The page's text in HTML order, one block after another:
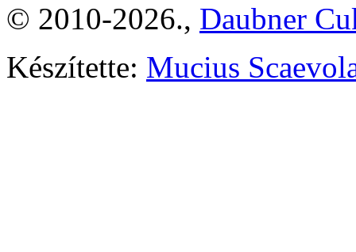
© 2010-2026., Daubner
Készítette: Mucius